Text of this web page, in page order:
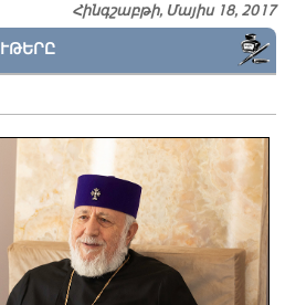
Հինգշաբթի, Մայիս 18, 2017